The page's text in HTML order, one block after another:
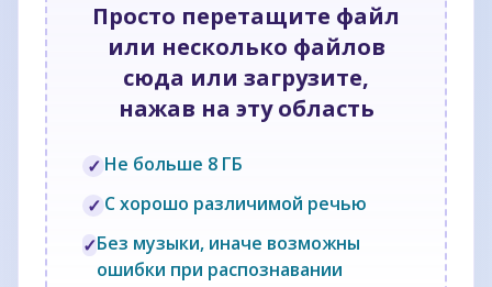
Просто перетащите файл
или несколько файлов
сюда или загрузите,
нажав на эту область
✓ Не больше 8 ГБ
✓ С хорошо различимой речью
✓Без музыки, иначе возможны
ошибки при распознавании